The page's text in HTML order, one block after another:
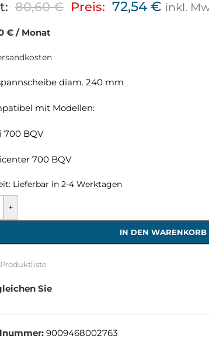
80,60€ Preis: 72,54€ inkl.
€ / Monat
diam. 240 mm
mit Modellen:
700 BQV
700 BQV
Lieferbar in 2-4 Werktagen
+
IN DEN WARENKORB
Produktliste
Sie
9009468002763